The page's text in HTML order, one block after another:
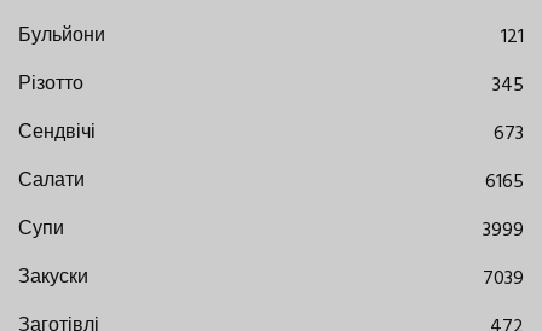
Бульйони
121
Різотто
345
Сендвічі
673
Салати
6165
Супи
3999
Закуски
7039